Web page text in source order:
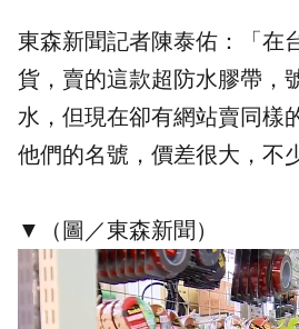
東森新聞記者陳泰佑：「在
貨，賣的這款超防水膠帶，
水，但現在卻有網站賣同樣
他們的名號，價差很大，不
▼（圖／東森新聞）